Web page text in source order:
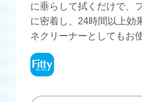
に垂らして拭くだけで、
に密着し、24時間以上効
ネクリーナーとしてもお
フィッティ